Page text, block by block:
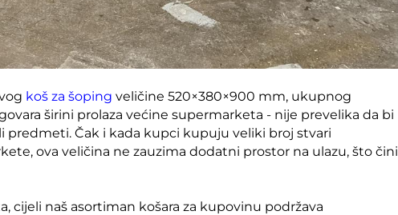
koš za šoping veličine 520×380×900 mm, ukupnog
širini prolaza većine supermarketa - nije prevelika da bi
predmeti. Čak i kada kupci kupuju veliki broj stvari
ova veličina ne zauzima dodatni prostor na ulazu, što čini
cijeli naš asortiman košara za kupovinu podržava